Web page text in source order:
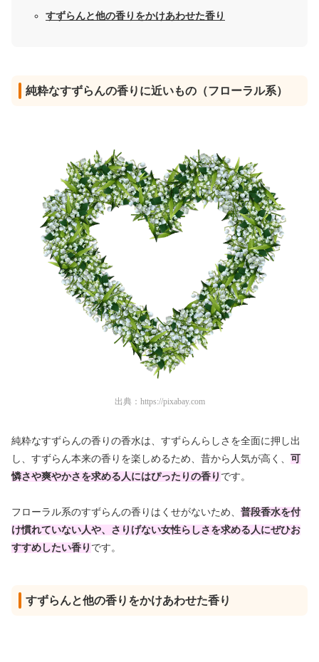
すずらんと他の香りをかけあわせた香り
純粋なすずらんの香りに近いもの（フローラル系）
出典： https://pixabay.com
純粋なすずらんの香りの香水は、すずらんらしさを全面に押し出
し、すずらん本来の香りを楽しめるため、昔から人気が高く、 可
憐さや爽やかさを求める人にはぴったりの香り です。
フローラル系のすずらんの香りはくせがないため、 普段香水を付
け慣れていない人や、さりげない女性らしさを求める人にぜひお
すすめしたい香り です。
すずらんと他の香りをかけあわせた香り